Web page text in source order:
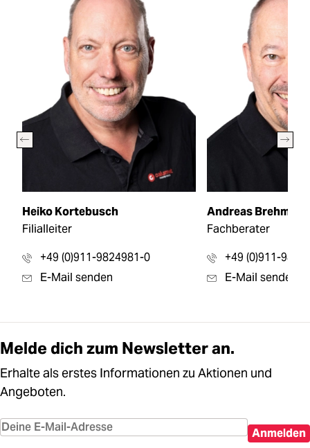
Heiko Kortebusch
Filialleiter
+49 (0)911-9824981-0
E-Mail senden
Andreas Brehmer
Fachberater
+49 (0)911-
E-Mail senden
Melde dich zum Newsletter an.
Erhalte als erstes Informationen zu Aktionen und
Angeboten.
Anmelden